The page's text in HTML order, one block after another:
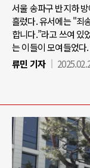
서울 송파구 반지하
흘렀다. 유서에는 "죄
합니다.”라고 쓰여 있
는 이들이 모여들었다
류민 기자